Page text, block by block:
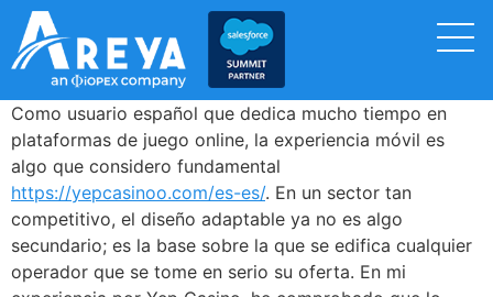
Como usuario español que dedica mucho tiempo en
plataformas de juego online, la experiencia móvil es
algo que considero fundamental
https://yepcasinoo.com/es-es/. En un sector tan
competitivo, el diseño adaptable ya no es algo
secundario; es la base sobre la que se edifica cualquier
operador que se tome en serio su oferta. En mi